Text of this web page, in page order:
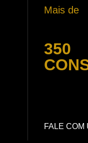
Mais de
350
FALE COM